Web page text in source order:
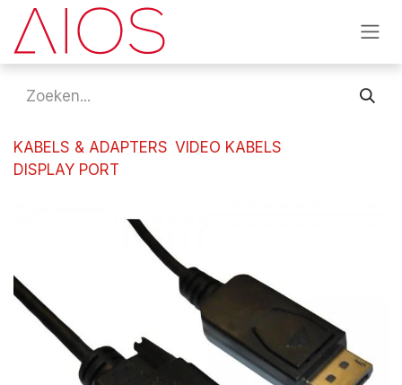
Overslaan naar inhoud
KABELS & ADAPTERS VIDEO KABELS
DISPLAY PORT